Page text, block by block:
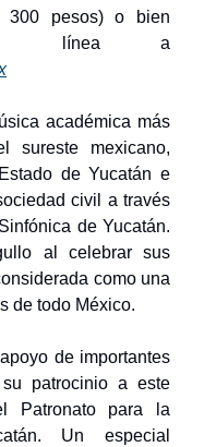
300 pesos) o bien
en línea a
académica más
sureste mexicano,
de Yucatán e
civil a través
de Yucatán.
al celebrar sus
como una
de todo México.
de importantes
patrocinio a este
Patronato para la
Un especial